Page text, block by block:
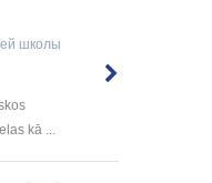
школы
kā ...